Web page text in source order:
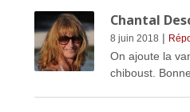
Chantal
8 juin 2018 |
On ajoute la
chiboust.